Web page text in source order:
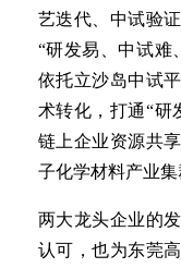
艺迭代、中试验
“研发易、中试难
依托立沙岛中试
术转化，打通“
链上企业资源共
子化学材料产业集
两大龙头企业的
认可，也为东莞